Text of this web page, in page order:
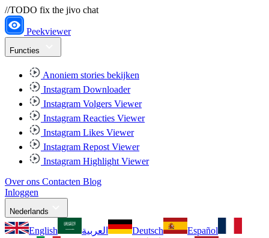
//TODO fix the jivo chat
Peekviewer
Functies
Anoniem stories bekijken
Instagram Downloader
Instagram Volgers Viewer
Instagram Reacties Viewer
Instagram Likes Viewer
Instagram Repost Viewer
Instagram Highlight Viewer
Over ons Contacten Blog
Inloggen
Nederlands
English العربية Deutsch
Español